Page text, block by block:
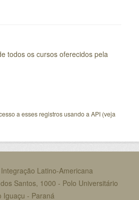
todos os cursos oferecidos pela
a esses registros usando a API (veja
Latino-Americana
Santos, 1000 - Polo Universitário
Iguaçu - Paraná